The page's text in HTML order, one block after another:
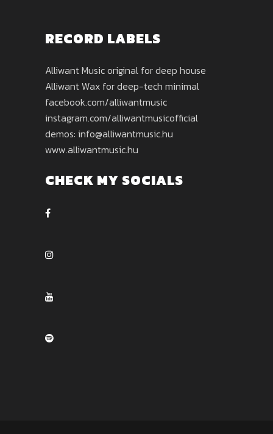
RECORD LABELS
Alliwant Music original for deep house
Alliwant Wax for deep-tech minimal
facebook.com/alliwantmusic
instagram.com/alliwantmusicofficial
demos: info@alliwantmusic.hu
www.alliwantmusic.hu
CHECK MY SOCIALS